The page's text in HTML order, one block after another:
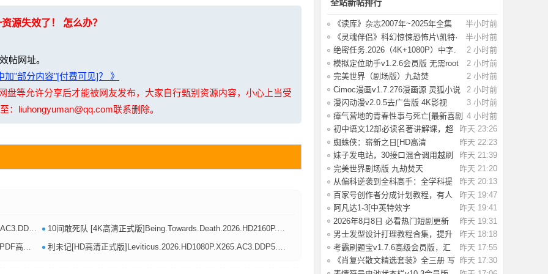
源失效了！ 怎么办？
帖网址。
"部分内容"[付费可见]？ 》
盘等允许分享后才能被网友发布，大家自行甄别资源内容，小心上当受
liuhongyuman@qq.com联系删除。
百度/夸克] • 10间敢死队 [4K高清正式版]Being.Towards.Death.2026.HD2160P.X265.10Bit.AC3.CHS-ENG.JKYY[8G]
】
• 利未记[HD高清正式版]Leviticus.2026.HD1080P.X265.AC3.DDP5.1.English.CHS-ENG.JKYY[1.6G]
全站新帖排行
半小时前
《读库》杂志2007年~2025年全集
半小时前
《灵魂伴侣》科幻惊悚恐怖片\凯特·
多兰执
2 小时前
绝密任务.2026（4K+1080P）中字.
中国首部女
2 小时前
模拟定位助手v1.2.6会员版 无需root
模拟位
2 小时前
完美世界（剧场版）九劫焚
天.2026.4K+1080P
2 小时前
Cimoc漫画v1.7.276漫画源 灵狐小说
v4.0.7
3 小时前
漫闪动漫v2.0.5去广告版 4K影视
v6.0.3去广
4 小时前
瘴气营地的青春性事与死亡[最新喜剧
恐怖]Te
昨天 23:26
初中语文12部必读名著讲解课，超
全知识梳理
昨天 22:23
蜘蛛侠：崭新之日[HD高清
版]Spider-Man.Bra
昨天 21:39
妹子发电站，30接口混合调用越刷
越上头停不
昨天 21:20
完美世界剧场版 九劫焚天
Perfect.World.Mo
昨天 20:13
从偏科逆袭到全科高手：全学科提
分攻略，高
昨天 19:47
百家号创作者分成计划教程，有人
在卖998元
昨天 19:41
阿凡达1-3[中英特效字
幕]Avatar.2009-2025.
昨天 19:31
2026年8月8日 必看热门短剧更新
推荐，追剧
昨天 18:18
男士发型设计打理教程合集，提升
颜值必备【
昨天 17:55
考霸刷题宝v1.7.6高级会员版，汇
编小学、初
昨天 17:30
《肖复兴散文精选套装》全三册 写
给当代年